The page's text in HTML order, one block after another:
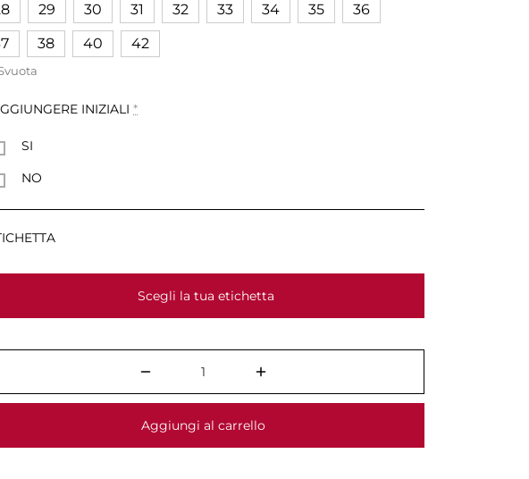
29 30 31 32 33 34 35
36
38 40 42
INIZIALI *
SI
NO
Scegli la tua etichetta
Aggiungi al carrello